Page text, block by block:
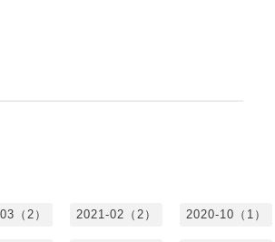
（2） 2021-02（2） 2020-10（1）